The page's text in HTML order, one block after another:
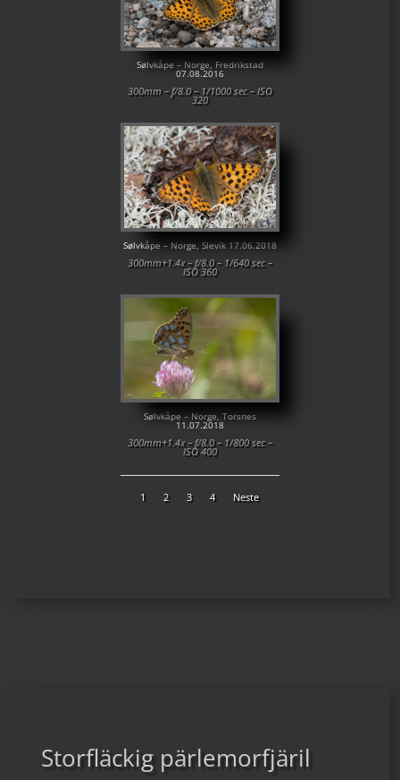
Sølvkåpe – Norge, Fredrikstad
07.08.2016
300mm – f/8.0 – 1/1000 sec – ISO
320
Sølvkåpe – Norge, Slevik 17.06.2018
300mm+1.4x – f/8.0 – 1/640 sec –
ISO 360
Sølvkåpe – Norge, Torsnes
11.07.2018
300mm+1.4x – f/8.0 – 1/800 sec –
ISO 400
1 2 3 4 Neste
Storfläckig pärlemorfjäril